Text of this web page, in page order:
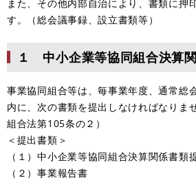
また、その他内部自治により、書類に押
す。（総会議事録、設立書類等）
１ 中小企業等協同組合決算
事業協同組合等は、毎事業年度、通常総
内に、次の書類を提出しなければなりま
組合法第105条の２）
＜提出書類＞
（１）中小企業等協同組合決算関係書類
（２）事業報告書